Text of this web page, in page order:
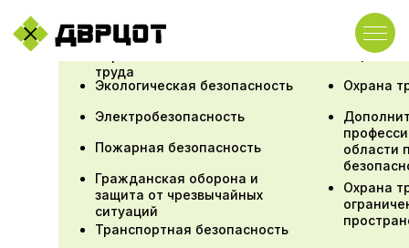
труда
Экологическая безопасность
Электробезопасность
Пожарная безопасность
Гражданская оборона и
защита от чрезвычайных
ситуаций
Транспортная безопасность
Первая
Охрана
области
Охрана